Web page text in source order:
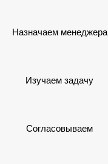
Назначаем менеджера
Изучаем задачу
Согласовываем